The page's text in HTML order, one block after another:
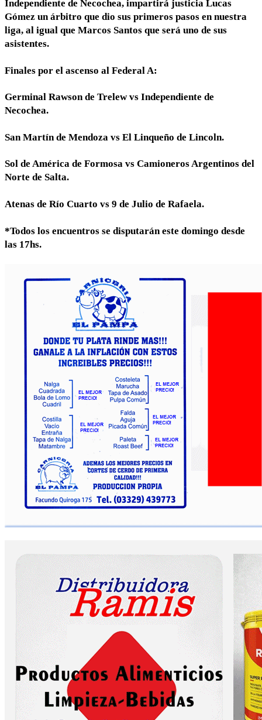
Independiente de Necochea, impartirá justicia Lucas
Gómez un árbitro que dio sus primeros pasos en nuestra
liga, al igual que Marcos Santos que será uno de sus
asistentes.
Finales por el ascenso al Federal A:
Germinal Rawson de Trelew vs Independiente de
Necochea.
San Martín de Mendoza vs El Linqueño de Lincoln.
Sol de América de Formosa vs Camioneros Argentinos del
Norte de Salta.
Atenas de Río Cuarto vs 9 de Julio de Rafaela.
*Todos los encuentros se disputarán este domingo desde
las 17hs.